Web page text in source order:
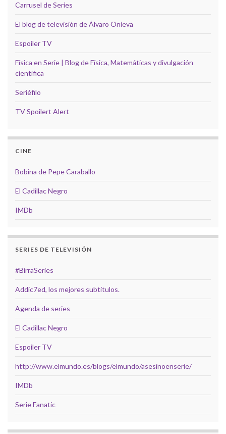
Carrusel de Series
El blog de televisión de Álvaro Onieva
Espoiler TV
Física en Serie | Blog de Física, Matemáticas y divulgación
científica
Seriéfilo
TV Spoilert Alert
CINE
Bobina de Pepe Caraballo
El Cadillac Negro
IMDb
SERIES DE TELEVISIÓN
#BirraSeries
Addic7ed, los mejores subtítulos.
Agenda de series
El Cadillac Negro
Espoiler TV
http://www.elmundo.es/blogs/elmundo/asesinoenserie/
IMDb
Serie Fanatic